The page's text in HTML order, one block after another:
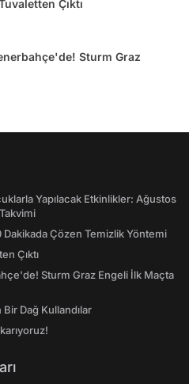
Çıktı
Sturm Graz
Yapılacak Etkinlikler: Ağustos
Dakikada Çözen Temizlik Yöntemi
Çıktı
Sturm Graz Engeli İlk Maçta
Bir Dağ Kullandılar